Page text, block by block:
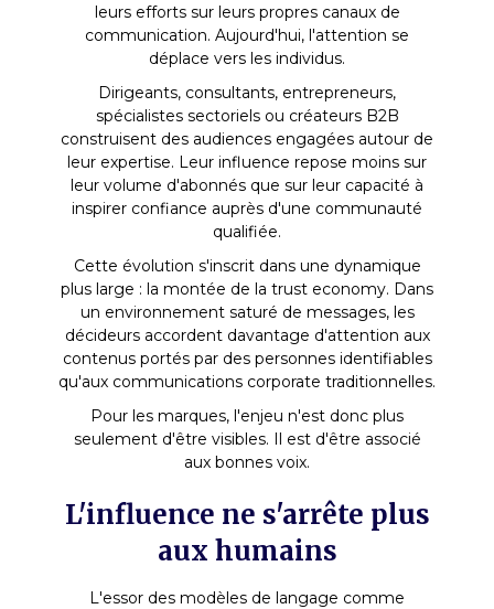
leurs efforts sur leurs propres canaux de
communication. Aujourd'hui, l'attention se
déplace vers les individus.
Dirigeants, consultants, entrepreneurs,
spécialistes sectoriels ou créateurs B2B
construisent des audiences engagées autour de
leur expertise. Leur influence repose moins sur
leur volume d'abonnés que sur leur capacité à
inspirer confiance auprès d'une communauté
qualifiée.
Cette évolution s'inscrit dans une dynamique
plus large : la montée de la trust economy. Dans
un environnement saturé de messages, les
décideurs accordent davantage d'attention aux
contenus portés par des personnes identifiables
qu'aux communications corporate traditionnelles.
Pour les marques, l'enjeu n'est donc plus
seulement d'être visibles. Il est d'être associé
aux bonnes voix.
L'influence ne s'arrête plus
aux humains
L'essor des modèles de langage comme